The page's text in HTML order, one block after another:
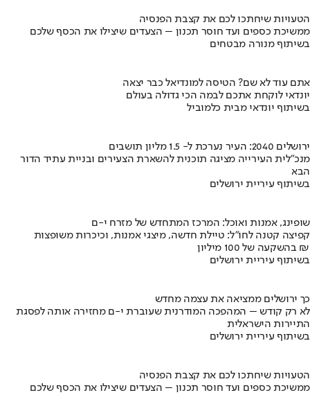
הטעויות שיחתכו לכם את קצבת הפנסיה
ממשיכת כספים ועד חוסר תכנון – הצעדים שיצילו את הכסף שלכם
בשיתוף מנורה מבטחים
אתם עוד לא שם? הטיסה למונדיאל כבר יצאה
יונדאי לוקחת אתכם לבמה הכי גדולה בעולם
בשיתוף יונדאי מבית כלמוביל
ירושלים 2040: העיר נערכת ל- 1.5 מליון תושבים
מנכ"לית העירייה מציגה תוכנית להשארת הצעירים ובניית עתיד הדור
הבא
בשיתוף עיריית ירושלים
שופינג, אמנות ואוכל: המרכז המתחדש של מזרח י-ם
קפיצה קטנה לחו"ל: טיילת חדשה, מיצגי אמנות, וכיכרות משופצות
בהשקעה של 100 מיליון ₪
בשיתוף עיריית ירושלים
כך ירושלים ממציאה את עצמה מחדש
לא רק קודש – המהפכה המודרנית שעוברת י-ם מחזירה אותה לפסגת
התיירות הישראלית
בשיתוף עיריית ירושלים
הטעויות שיחתכו לכם את קצבת הפנסיה
ממשיכת כספים ועד חוסר תכנון – הצעדים שיצילו את הכסף שלכם